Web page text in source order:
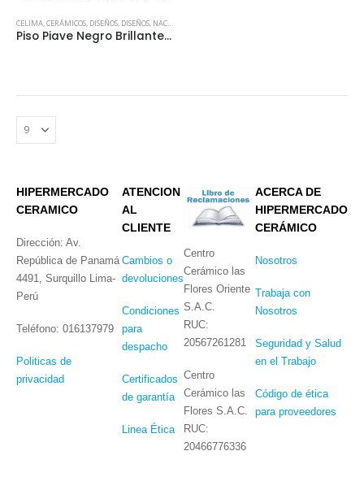
CELIMA,CERÁMICOS, DISEÑOS, DISEÑOS, NACIONALES
Piso Piave Negro Brillante – 45X45 cm – 2.23 m2
HIPERMERCADO
CERAMICO
Dirección: Av.
República de Panamá
4491, Surquillo Lima-
Perú
Teléfono: 016137979
Politicas de
privacidad
ATENCION
AL
CLIENTE
Cambios o
devoluciones
Condiciones
para
despacho
Certificados
de garantía
Linea Ética
Centro
Cerámico las
Flores Oriente
S.A.C.
RUC:
20567261281
Centro
Cerámico las
Flores S.A.C.
RUC:
20466776336
ACERCA DE
HIPERMERCADO
CERÁMICO
Nosotros
Trabaja con
Nosotros
Seguridad y Salud
en el Trabajo
Código de ética
para proveedores